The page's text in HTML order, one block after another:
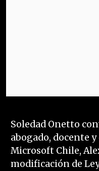
Soledad Onetto
abogado, docente
Microsoft Chile,
modificación de